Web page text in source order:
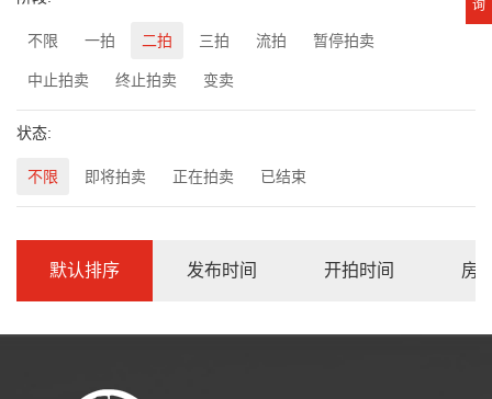
不限 一拍 二拍 三拍 流拍 暂停拍卖
中止拍卖 终止拍卖 变卖
状态:
不限 即将拍卖 正在拍卖 已结束
默认排序 发布时间 开拍时间 房
询